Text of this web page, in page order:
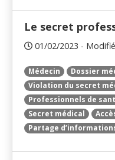
Le secret
01/02/2023 -
Médecin
Dossier
Violation du secret
Professionnels de
Secret médical
Partage